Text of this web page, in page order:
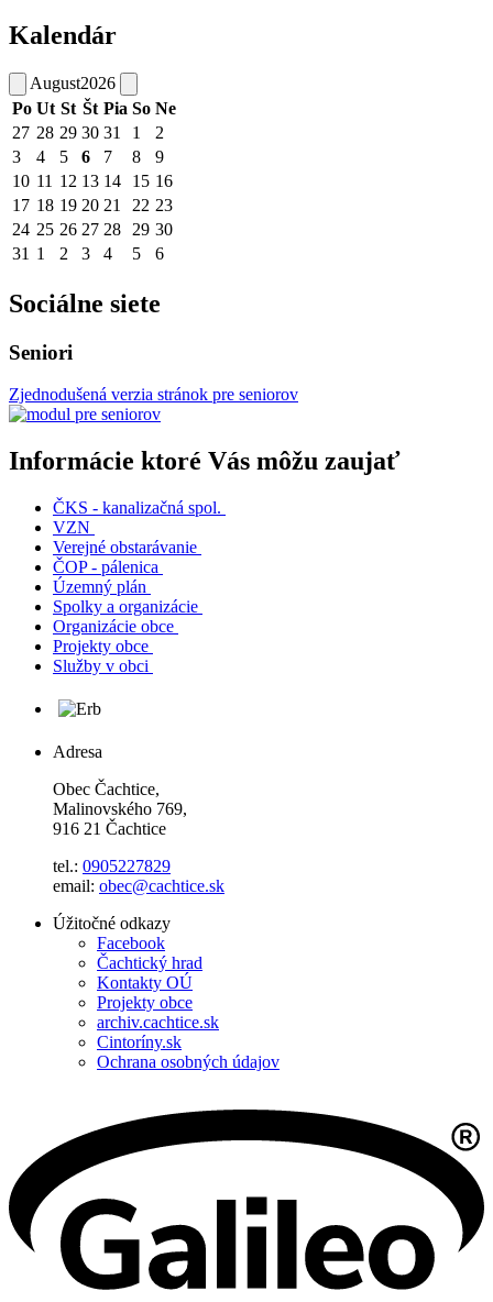
Kalendár
August2026
Po Ut St Št Pia So Ne
27 28 29 30 31 1
2
3
4 5 6 7 8
9
10 11 12 13 14 15 16
17 18 19 20 21 22 23
24 25 26 27 28 29 30
31 1 2 3 4 5 6
Sociálne siete
Seniori
Zjednodušená verzia stránok pre seniorov
Informácie ktoré Vás môžu zaujať
ČKS - kanalizačná spol.
VZN
Verejné obstarávanie
ČOP - pálenica
Územný plán
Spolky a organizácie
Organizácie obce
Projekty obce
Služby v obci
Adresa
Obec Čachtice,
Malinovského 769,
916 21 Čachtice
tel.: 0905227829
email: obec@cachtice.sk
Úžitočné odkazy
Facebook
Čachtický hrad
Kontakty OÚ
Projekty obce
archiv.cachtice.sk
Cintoríny.sk
Ochrana osobných údajov